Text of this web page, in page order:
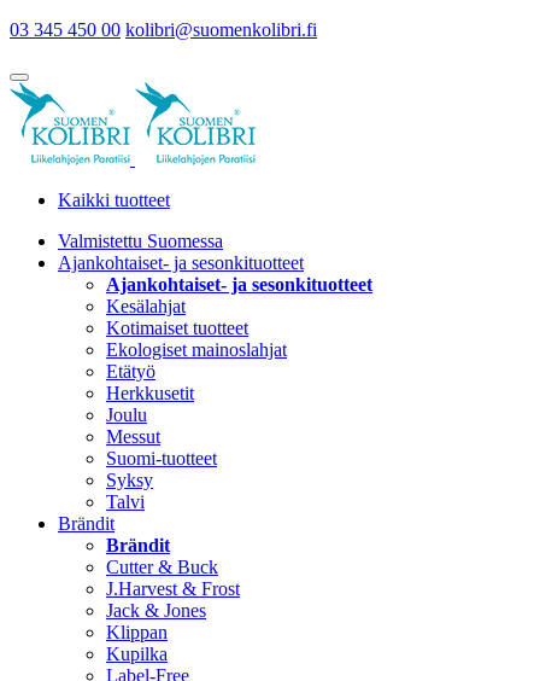
03 345 450 00 kolibri@suomenkolibri.fi
Kaikki tuotteet
Valmistettu Suomessa
Ajankohtaiset- ja sesonkituotteet
Ajankohtaiset- ja sesonkituotteet
Kesälahjat
Kotimaiset tuotteet
Ekologiset mainoslahjat
Etätyö
Herkkusetit
Joulu
Messut
Suomi-tuotteet
Syksy
Talvi
Brändit
Brändit
Cutter & Buck
J.Harvest & Frost
Jack & Jones
Klippan
Kupilka
Label-Free